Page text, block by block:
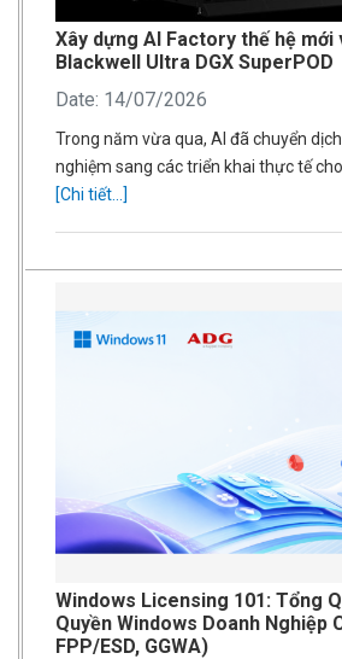
Xây dựng AI Factory thế hệ mới
Blackwell Ultra DGX SuperPOD
Date: 14/07/2026
Trong năm vừa qua, AI đã chuyển
nghiệm sang các triển khai thực tế
[Chi tiết...]
Windows Licensing 101: Tổng
Quyền Windows Doanh Nghiệp
FPP/ESD, GGWA)